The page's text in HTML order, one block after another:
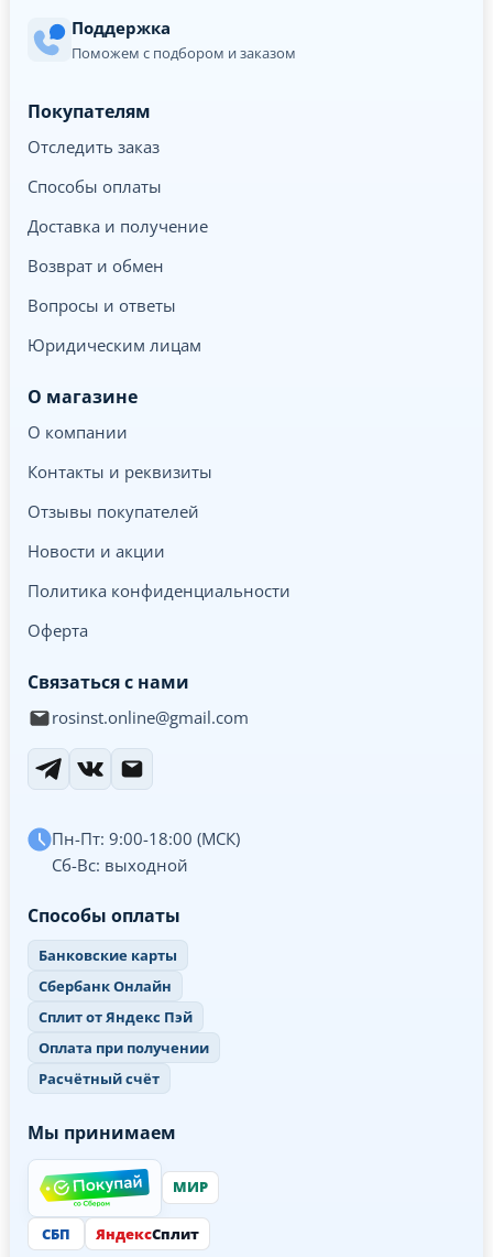
Поддержка
Поможем с подбором и заказом
Покупателям
Отследить заказ
Способы оплаты
Доставка и получение
Возврат и обмен
Вопросы и ответы
Юридическим лицам
О магазине
О компании
Контакты и реквизиты
Отзывы покупателей
Новости и акции
Политика конфиденциальности
Оферта
Связаться с нами
rosinst.online@gmail.com
Пн-Пт: 9:00-18:00 (МСК)
Сб-Вс: выходной
Способы оплаты
Банковские карты
Сбербанк Онлайн
Сплит от Яндекс Пэй
Оплата при получении
Расчётный счёт
Мы принимаем
МИР
СБП ЯндексСплит